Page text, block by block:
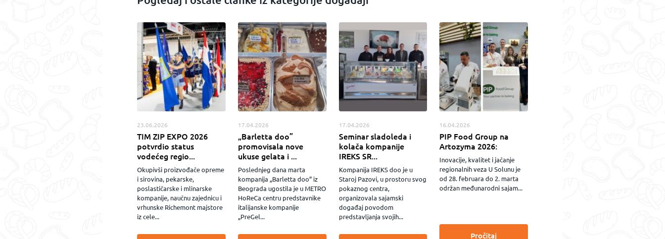
23.06.2026
TIM ZIP EXPO 2026
potvrdio status
vodećeg regio...
Okupivši proizvođače opreme
i sirovina, pekarske,
poslastičarske i mlinarske
kompanije, naučnu zajednicu i
vrhunske Richemont majstore
iz cele...
17.04.2026
„Barletta doo”
promovisala nove
ukuse gelata i ...
Poslednjeg dana marta
kompanija „Barletta doo” iz
Beograda ugostila je u METRO
HoReCa centru predstavnike
italijanske kompanije
„PreGel...
17.04.2026
Seminar sladoleda i
kolača kompanije
IREKS SR...
Kompanija IREKS doo je u
Staroj Pazovi, u prostoru svog
pokaznog centra,
organizovala sajamski
događaj povodom
predstavljanja svojih...
16.04.2026
PIP Food Group na
Artozyma 2026:
Inovacije, kvalitet i jačanje
regionalnih veza U Solunu je
od 28. februara do 2. marta
održan međunarodni sajam...
Pročitaj